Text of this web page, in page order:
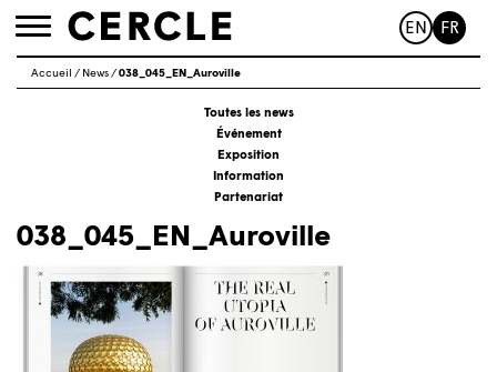
Toggle
EN FR
Accueil / News/038_045_EN_Auroville
Toutes les news
Événement
Exposition
Information
Partenariat
038_045_EN_Auroville